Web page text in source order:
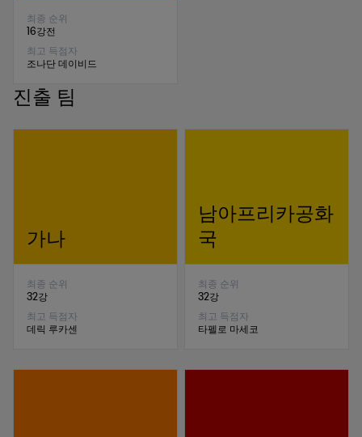
최종 순위
16강전
최고 득점자
조나단 데이비드
진출 팀
가나
최종 순위
32강
최고 득점자
데릭 루카센
남아프리카공화
국
최종 순위
32강
최고 득점자
타펠로 마세코